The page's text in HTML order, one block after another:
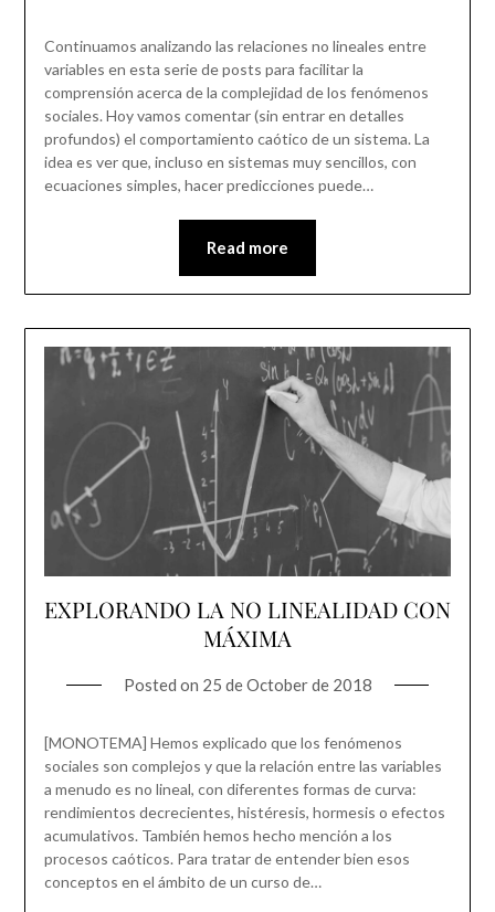
Continuamos analizando las relaciones no lineales entre
variables en esta serie de posts para facilitar la
comprensión acerca de la complejidad de los fenómenos
sociales. Hoy vamos comentar (sin entrar en detalles
profundos) el comportamiento caótico de un sistema. La
idea es ver que, incluso en sistemas muy sencillos, con
ecuaciones simples, hacer predicciones puede…
Read more
EXPLORANDO LA NO LINEALIDAD CON
MÁXIMA
Posted on 25 de October de 2018
[MONOTEMA] Hemos explicado que los fenómenos
sociales son complejos y que la relación entre las variables
a menudo es no lineal, con diferentes formas de curva:
rendimientos decrecientes, histéresis, hormesis o efectos
acumulativos. También hemos hecho mención a los
procesos caóticos. Para tratar de entender bien esos
conceptos en el ámbito de un curso de…